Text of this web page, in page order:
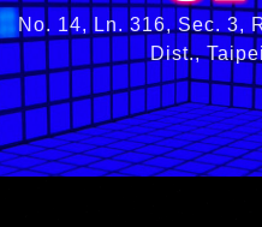
No. 14, Ln. 316, Sec. 3,
Dist.,